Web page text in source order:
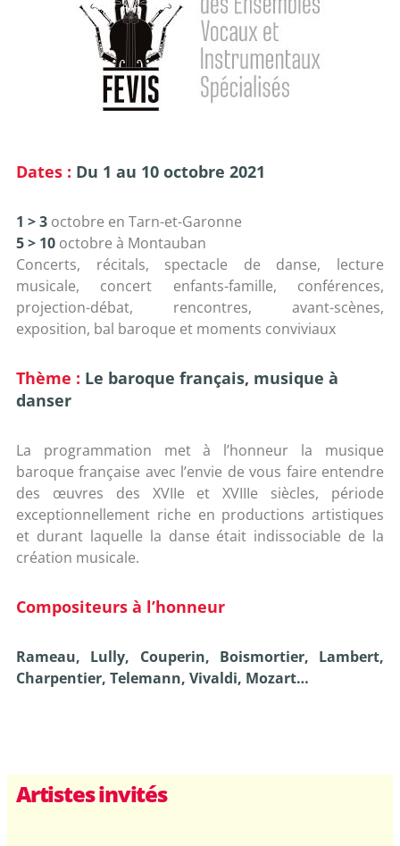
Dates : Du 1 au 10 octobre 2021
1 > 3 octobre en Tarn-et-Garonne
5 > 10 octobre à Montauban
Concerts, récitals, spectacle de danse, lecture
musicale, concert enfants-famille, conférences,
projection-débat, rencontres, avant-scènes,
exposition, bal baroque et moments conviviaux
Thème : Le baroque français, musique à
danser
La programmation met à l’honneur la musique
baroque française avec l’envie de vous faire entendre
des œuvres des XVIIe et XVIIIe siècles, période
exceptionnellement riche en productions artistiques
et durant laquelle la danse était indissociable de la
création musicale.
Compositeurs à l’honneur
Rameau, Lully, Couperin, Boismortier, Lambert,
Charpentier, Telemann, Vivaldi, Mozart…
Artistes invités